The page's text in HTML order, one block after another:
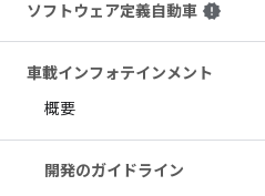
ソフトウェア定義自動車
車載インフォテインメント
概要
開発のガイドライン